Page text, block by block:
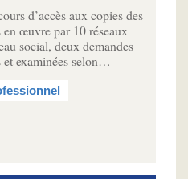
d’accès aux copies des
œuvre par 10 réseaux
social, deux demandes
et examinées selon…